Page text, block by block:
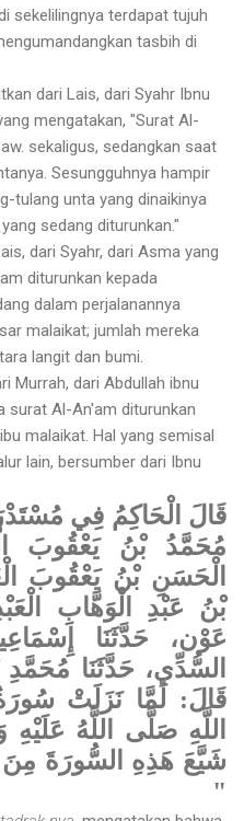
sekeli­lingnya terdapat tujuh
tasbih di
dari Lais, dari Syahr Ibnu
mengatakan, "Surat Al-
sekaligus, sedangkan saat
Sesungguhnya hampir
tulang unta yang dinaikinya
sedang diturunkan."
dari Syahr, dari Asma yang
diturunkan kepada
dalam perjalanannya
malaikat; jumlah mereka
langit dan bumi.
Murrah, dari Abdullah ibnu
surat Al-An'am diturunkan
malaikat. Hal yang semisal
lain, bersumber dari Ibnu
قَالَ الْحَاكِمُ فِي
مُحَمَّدُ بْنُ يَعْقُوبَ
الْحَسَنِ بْنُ يَعْقُوبَ
بْنُ عَبْدِ الْوَهَّابِ
عَوْن، حَدَّثَنَا
السُّدِّي، حَدَّثَنَا مُحَمَّدِ
قَالَ: لَمَّا نَزَلَتْ
اللَّهِ صَلَّى اللَّهُ
شَيَّعَ هَذِهِ السُّورَةَ مِنَ
"